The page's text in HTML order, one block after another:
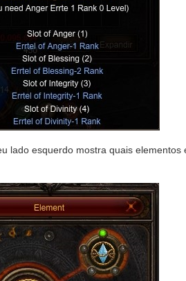
lado esquerdo mostra quais